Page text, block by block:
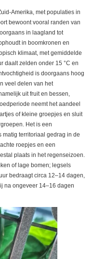
Amerika, met populaties in
bewoont vooral randen van
in laagland tot
in boomkronen en
klimaat, met gemiddelde
daalt zelden onder 15 °C en
is doorgaans hoog
veel delen van het
uit fruit en bessen,
neemt het aandeel
of kleine groepjes en sluit
Het is een
territoriaal gedrag in de
roepjes en een
plaats in het regenseizoen.
of lage bomen; legsels
bedraagt circa 12–14 dagen,
na ongeveer 14–16 dagen